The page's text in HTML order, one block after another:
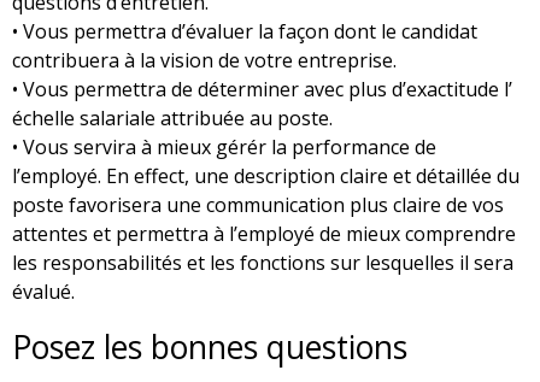
• Vous permettra d’évaluer la façon dont le candidat
contribuera à la vision de votre entreprise.
• Vous permettra de déterminer avec plus d’exactitude l’
échelle salariale attribuée au poste.
• Vous servira à mieux gérér la performance de
l’employé. En effect, une description claire et détaillée du
poste favorisera une communication plus claire de vos
attentes et permettra à l’employé de mieux comprendre
les responsabilités et les fonctions sur lesquelles il sera
évalué.
Posez les bonnes questions